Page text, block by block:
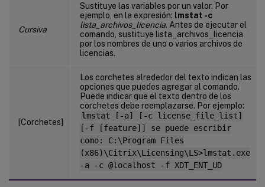
Cursiva
Sustituye las variables por un valor. Por
ejemplo, en la expresión: lmstat -c
lista_archivos_licencia. Antes de ejecutar el
comando, sustituye lista_archivos_licencia
por los nombres de uno o varios archivos de
licencias.
[Corchetes]
Los corchetes alrededor del texto indican las
opciones que puedes agregar al comando.
Puede indicar que el texto dentro de los
corchetes debe reemplazarse. Por ejemplo:
lmstat [-a] [-c license_file_list]
[-f [feature]] se puede escribir
como: C:\Program Files
(x86)\Citrix\Licensing\LS>lmstat.exe
-a -c @localhost -f XDT_ENT_UD